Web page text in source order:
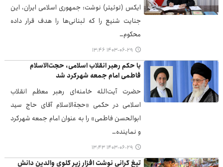
ایکس (توئیتر) نوشت: جمهوری اسلامی ایران، این
جنایت شنیع را که لبنانی‌ها را هدف قرار داده
محکوم…
۱۴۰۳-۰۶-۲۹ ۱۳:۴۶
با حکم رهبر انقلاب اسلامی، حجت‌الاسلام
فاطمی امام جمعه شهرکرد شد
حضرت آیت‌الله خامنه‌ای رهبر معظم انقلاب
اسلامی در حکمی «حجةالاسلام آقای حاج سید
ابوالحسن فاطمی» را به عنوان امام جمعه شهرکرد
و نماینده…
۱۴۰۳-۰۶-۲۹ ۱۳:۴۳
تیغ گرانی نوشت افزار زیر گلوی والدین دانش